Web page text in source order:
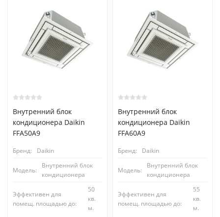
Внутренний блок
кондиционера Daikin
FFA50A9
Бренд: Daikin
Модель:
Внутренний блок
кондиционера
Эффективен для
помещ. площадью до:
50
кв.
м.
Внутренний блок
кондиционера Daikin
FFA60A9
Бренд: Daikin
Модель:
Внутренний блок
кондиционера
Эффективен для
помещ. площадью до:
55
кв.
м.